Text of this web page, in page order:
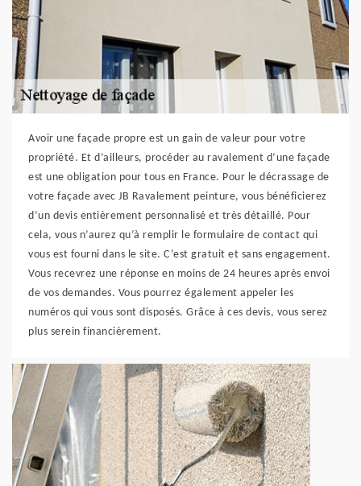
Avoir une façade propre est un gain de valeur pour votre
propriété. Et d’ailleurs, procéder au ravalement d’une façade
est une obligation pour tous en France. Pour le décrassage de
votre façade avec JB Ravalement peinture, vous bénéficierez
d’un devis entièrement personnalisé et très détaillé. Pour
cela, vous n’aurez qu’à remplir le formulaire de contact qui
vous est fourni dans le site. C’est gratuit et sans engagement.
Vous recevrez une réponse en moins de 24 heures après envoi
de vos demandes. Vous pourrez également appeler les
numéros qui vous sont disposés. Grâce à ces devis, vous serez
plus serein financièrement.